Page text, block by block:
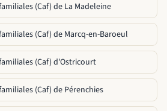
(Caf) de La Madeleine
(Caf) de Marcq-en-Baroeul
(Caf) d'Ostricourt
(Caf) de Pérenchies